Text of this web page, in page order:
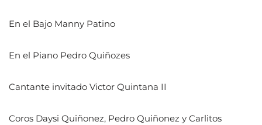
En el Bajo Manny Patino
En el Piano Pedro Quiñozes
Cantante invitado Victor Quintana II
Coros Daysi Quiñonez, Pedro Quiñonez y Carlitos